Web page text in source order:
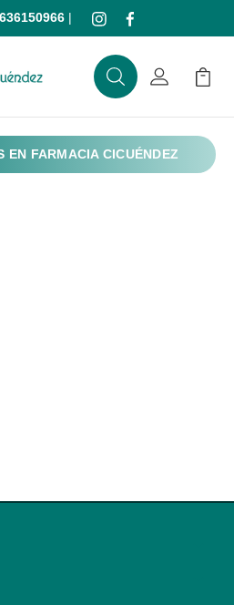
636150966 |
BuscarMi Cuenta
Mi
EN FARMACIA CICUÉNDEZ